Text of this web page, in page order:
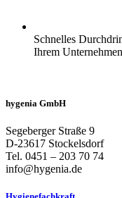
Schnelles
Ihrem Unternehmen
hygenia GmbH
Segeberger Straße 9
D-23617 Stockelsdorf
Tel. 0451 – 203 70 74
info@hygenia.de